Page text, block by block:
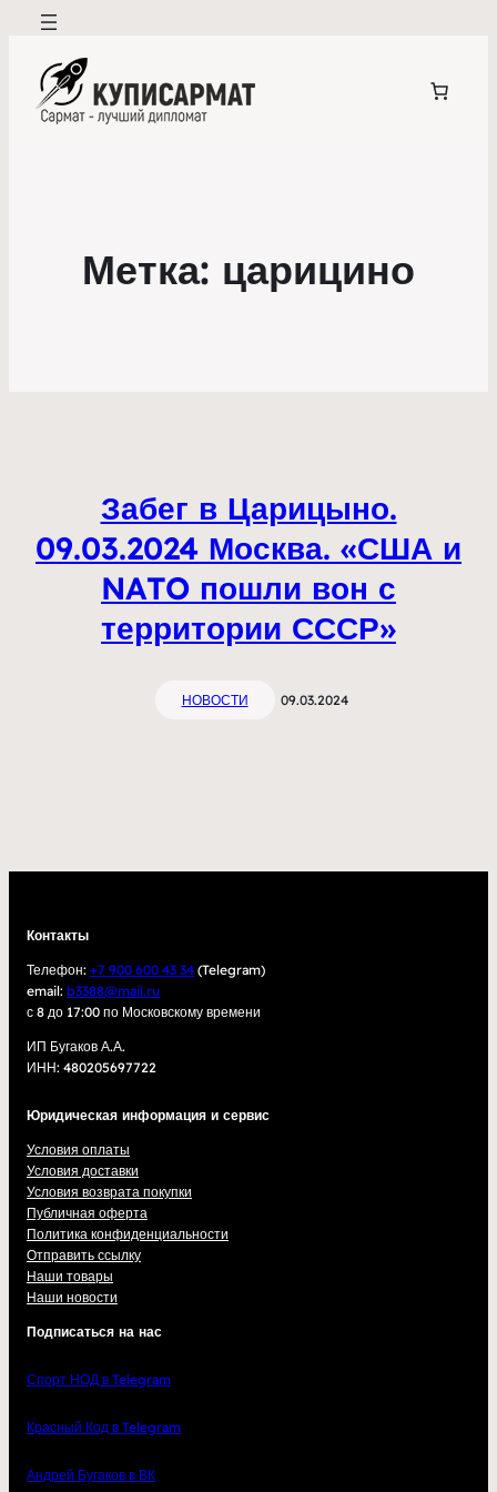
Метка: царицино
Забег в Царицыно.
09.03.2024 Москва. «США и
NATO пошли вон с
территории СССР»
НОВОСТИ 09.03.2024
Контакты
Телефон: +7 900 600 43 34 (Telegram)
email: b3388@mail.ru
с 8 до 17:00 по Московскому времени
ИП Бугаков А.А.
ИНН: 480205697722
Юридическая информация и сервис
Условия оплаты
Условия доставки
Условия возврата покупки
Публичная оферта
Политика конфиденциальности
Отправить ссылку
Наши товары
Наши новости
Подписаться на нас
Спорт НОД в Telegram
Красный Код в Telegram
Андрей Бугаков в ВК